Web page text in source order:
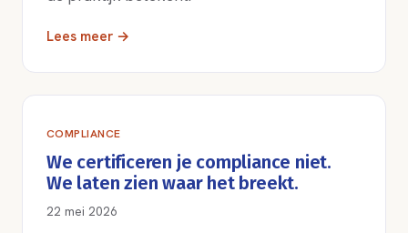
Lees meer →
COMPLIANCE
We certificeren je compliance niet.
We laten zien waar het breekt.
22 mei 2026